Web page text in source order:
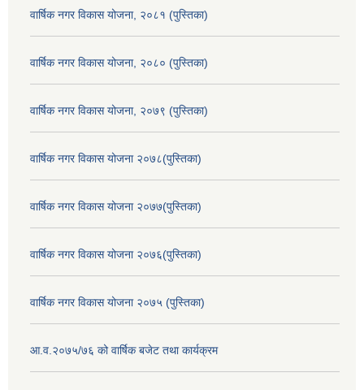
वार्षिक नगर विकास योजना, २०८१ (पुस्तिका)
वार्षिक नगर विकास योजना, २०८० (पुस्तिका)
वार्षिक नगर विकास योजना, २०७९ (पुस्तिका)
वार्षिक नगर विकास योजना २०७८(पुस्तिका)
वार्षिक नगर विकास योजना २०७७(पुस्तिका)
वार्षिक नगर विकास योजना २०७६(पुस्तिका)
वार्षिक नगर विकास योजना २०७५ (पुस्तिका)
आ.व.२०७५/७६ को वार्षिक बजेट तथा कार्यक्रम